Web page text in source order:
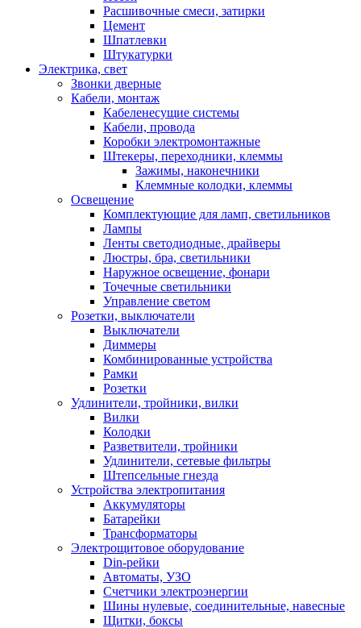
Расшивочные смеси, затирки
Цемент
Шпатлевки
Штукатурки
Электрика, свет
Звонки дверные
Кабели, монтаж
Кабеленесущие системы
Кабели, провода
Коробки электромонтажные
Штекеры, переходники, клеммы
Зажимы, наконечники
Клеммные колодки, клеммы
Освещение
Комплектующие для ламп, светильников
Лампы
Ленты светодиодные, драйверы
Люстры, бра, светильники
Наружное освещение, фонари
Точечные светильники
Управление светом
Розетки, выключатели
Выключатели
Диммеры
Комбинированные устройства
Рамки
Розетки
Удлинители, тройники, вилки
Вилки
Колодки
Разветвители, тройники
Удлинители, сетевые фильтры
Штепсельные гнезда
Устройства электропитания
Аккумуляторы
Батарейки
Трансформаторы
Электрощитовое оборудование
Din-рейки
Автоматы, УЗО
Счетчики электроэнергии
Шины нулевые, соединительные, навесные
Щитки, боксы